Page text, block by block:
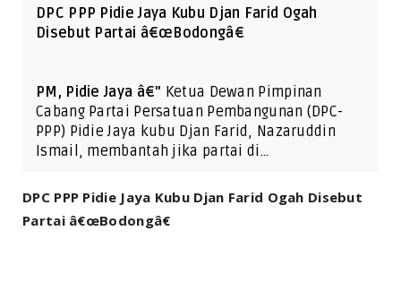
DPC PPP Pidie Jaya Kubu Djan Farid Ogah
Disebut Partai â€œBodongâ€
PM, Pidie Jaya â€" Ketua Dewan Pimpinan
Cabang Partai Persatuan Pembangunan (DPC-
PPP) Pidie Jaya kubu Djan Farid, Nazaruddin
Ismail, membantah jika partai di…
DPC PPP Pidie Jaya Kubu Djan Farid Ogah Disebut
Partai â€œBodongâ€